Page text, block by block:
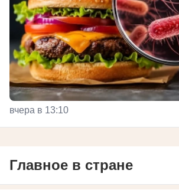
вчера в 13:10
Главное в стране